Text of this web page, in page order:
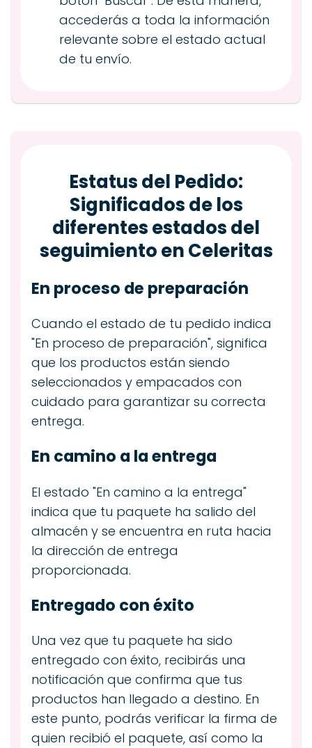
accederás a toda la información
relevante sobre el estado actual
de tu envío.
Estatus del Pedido:
Significados de los
diferentes estados del
seguimiento en Celeritas
En proceso de preparación
Cuando el estado de tu pedido indica
"En proceso de preparación", significa
que los productos están siendo
seleccionados y empacados con
cuidado para garantizar su correcta
entrega.
En camino a la entrega
El estado "En camino a la entrega"
indica que tu paquete ha salido del
almacén y se encuentra en ruta hacia
la dirección de entrega
proporcionada.
Entregado con éxito
Una vez que tu paquete ha sido
entregado con éxito, recibirás una
notificación que confirma que tus
productos han llegado a destino. En
este punto, podrás verificar la firma de
quien recibió el paquete, así como la